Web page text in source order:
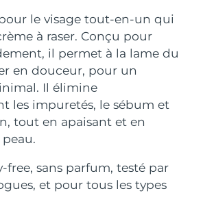
le visage tout-en-un qui
à raser. Conçu pour
il permet à la lame du
en douceur, pour un
Il élimine
les impuretés, le sébum et
tout en apaisant et en
free, sans parfum, testé par
et pour tous les types